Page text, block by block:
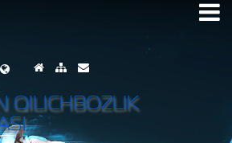
QILICHBOZLIK